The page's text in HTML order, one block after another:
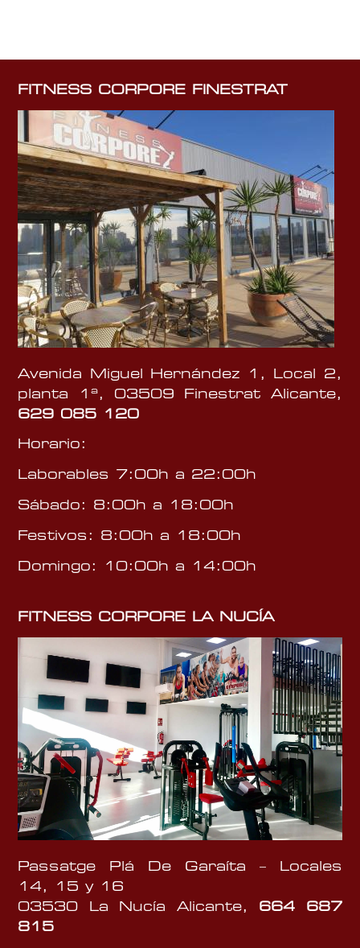
FITNESS CORPORE FINESTRAT
Avenida Miguel Hernández 1, Local 2,
planta 1ª, 03509 Finestrat Alicante,
629 085 120
Horario:
Laborables 7:00h a 22:00h
Sábado: 8:00h a 18:00h
Festivos: 8:00h a 18:00h
Domingo: 10:00h a 14:00h
FITNESS CORPORE LA NUCÍA
Passatge Plá De Garaíta – Locales
14, 15 y 16
03530 La Nucía Alicante, 664 687
815